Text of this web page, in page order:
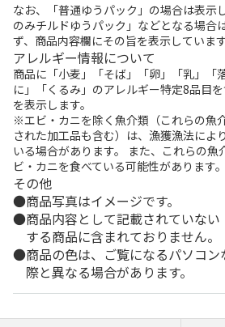
なお、「普通ゆうパック」の場合は表示
のみチルドゆうパック」などとなる場合
ず、商品内容欄にその旨を表示しています
アレルギー情報について
商品に「小麦」「そば」「卵」「乳」「
に」「くるみ」のアレルギー特定8品目
を表示します。
※エビ・カニを除く魚介類（これらの魚
された加工品も含む）は、漁獲漁法によ
いる場合があります。 また、これらの魚
ビ・カニを食べている可能性があります。
その他
商品写真はイメージです。
商品内容として記載されていな
する商品に含まれておりません。
商品の色は、ご覧になるパソコ
際と異なる場合があります。